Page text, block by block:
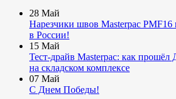
28 Май
Нарезчики швов Masterpac
в России!
15 Май
Тест-драйв Masterpac: как прошёл
на складском комплексе
07 Май
С Днем Победы!